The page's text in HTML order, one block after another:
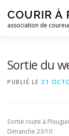
contenu
COURIR À
association de
CONTACTEZ-
Sortie du
PUBLIÉ LE 21
Sortie route à
Dimanche 23/10